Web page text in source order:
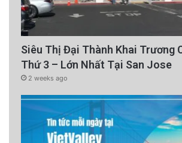
Siêu Thị Đại Thành Khai Trương
Thứ 3 – Lớn Nhất Tại San Jose
2 weeks ago